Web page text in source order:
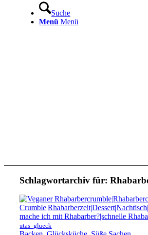
Suche
Menü Menü
Schlagwortarchiv für:
utas_glueck